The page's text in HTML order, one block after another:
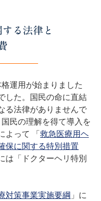
る法律と
運用が始まりました
した。国民の命に直結
る法律がありませんで
民の理解を得て導入を
よって 「 救急医療用ヘ
保に関する特別措置
は「ドクターヘリ特別
対策事業実施要綱 」に